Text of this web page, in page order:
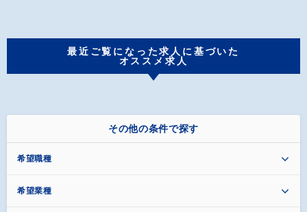
最近ご覧になった求人に基づいた
オススメ求人
その他の条件で探す
希望職種
希望業種